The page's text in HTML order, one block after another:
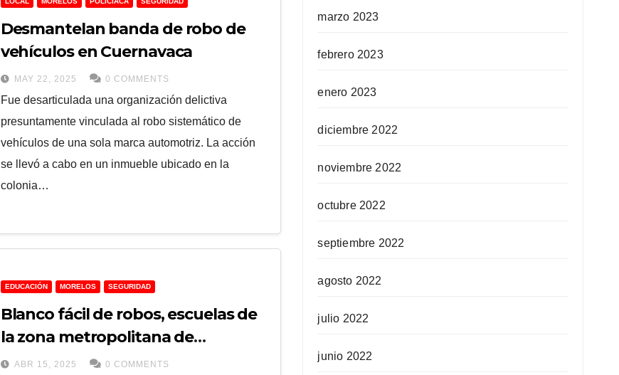
Desmantelan banda de robo de
vehículos en Cuernavaca
MAY 22, 2025 0 COMMENTS
Fue desarticulada una organización delictiva
presuntamente vinculada al robo sistemático de
vehículos de una sola marca automotriz. La acción
se llevó a cabo en un inmueble ubicado en la
colonia…
EDUCACIÓN MORELOS SEGURIDAD
Blanco fácil de robos, escuelas de
la zona metropolitana de
Cuernavaca
ABR 15, 2025 0 COMMENTS
marzo 2023
febrero 2023
enero 2023
diciembre 2022
noviembre 2022
octubre 2022
septiembre 2022
agosto 2022
julio 2022
junio 2022